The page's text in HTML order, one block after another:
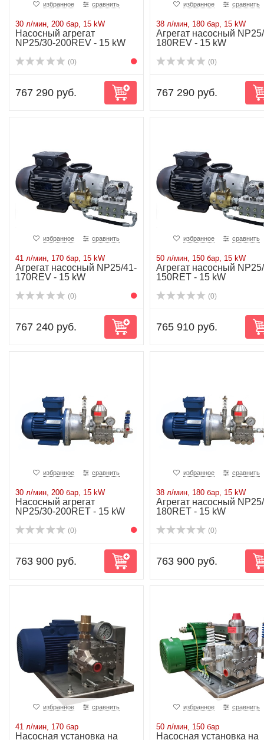
избранное сравнить
30 л/мин, 200 бар, 15 kW
Насосный агрегат
NP25/30-200REV - 15 kW
(0)
767 290 руб.
избранное сравнить
38 л/мин, 180 бар, 15 kW
Агрегат насосный
180REV - 15 kW
(0)
767 290 руб.
избранное сравнить
41 л/мин, 170 бар, 15 kW
Агрегат насосный NP25/41-
170REV - 15 kW
(0)
767 240 руб.
избранное сравнить
50 л/мин, 150 бар, 15 kW
Агрегат насосный
150RET - 15 kW
(0)
765 910 руб.
избранное сравнить
30 л/мин, 200 бар, 15 kW
Насосный агрегат
NP25/30-200RET - 15 kW
(0)
763 900 руб.
избранное сравнить
38 л/мин, 180 бар, 15 kW
Агрегат насосный
180RET - 15 kW
(0)
763 900 руб.
избранное сравнить
41 л/мин, 170 бар
Насосная установка на
избранное сравнить
50 л/мин, 150 бар
Насосная установка на